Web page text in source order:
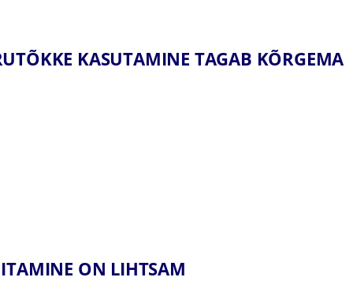
KASUTAMINE TAGAB KÕRGEMA
ON LIHTSAM